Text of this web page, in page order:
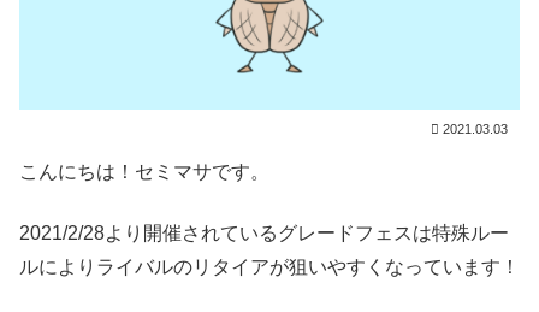
2021.03.03
こんにちは！セミマサです。
2021/2/28より開催されているグレードフェスは特殊ルー
ルによりライバルのリタイアが狙いやすくなっています！